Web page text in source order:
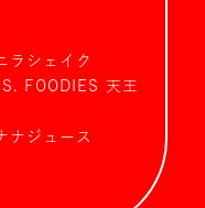
ラシェイク
FOODIES 天王
ナジュース